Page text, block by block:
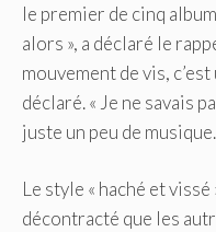
le premier de cinq
alors », a déclaré le
mouvement de vis,
déclaré. « Je ne savais
juste un peu de musique.
Le style « haché et
décontracté que les